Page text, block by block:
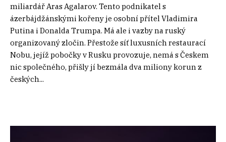
miliardář Aras Agalarov. Tento podnikatel s
ázerbájdžánskými kořeny je osobní přítel Vladimira
Putina i Donalda Trumpa. Má ale i vazby na ruský
organizovaný zločin. Přestože síť luxusních restaurací
Nobu, jejíž pobočky v Rusku provozuje, nemá s Českem
nic společného, přišly jí bezmála dva miliony korun z
českých...